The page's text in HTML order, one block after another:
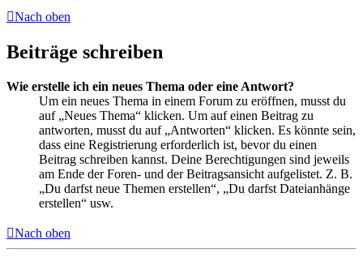
Nach oben
Beiträge schreiben
Wie erstelle ich ein neues Thema oder eine Antwort?
Um ein neues Thema in einem Forum zu eröffnen, musst du
auf „Neues Thema“ klicken. Um auf einen Beitrag zu
antworten, musst du auf „Antworten“ klicken. Es könnte sein,
dass eine Registrierung erforderlich ist, bevor du einen
Beitrag schreiben kannst. Deine Berechtigungen sind jeweils
am Ende der Foren- und der Beitragsansicht aufgelistet. Z. B.
„Du darfst neue Themen erstellen“, „Du darfst Dateianhänge
erstellen“ usw.
Nach oben